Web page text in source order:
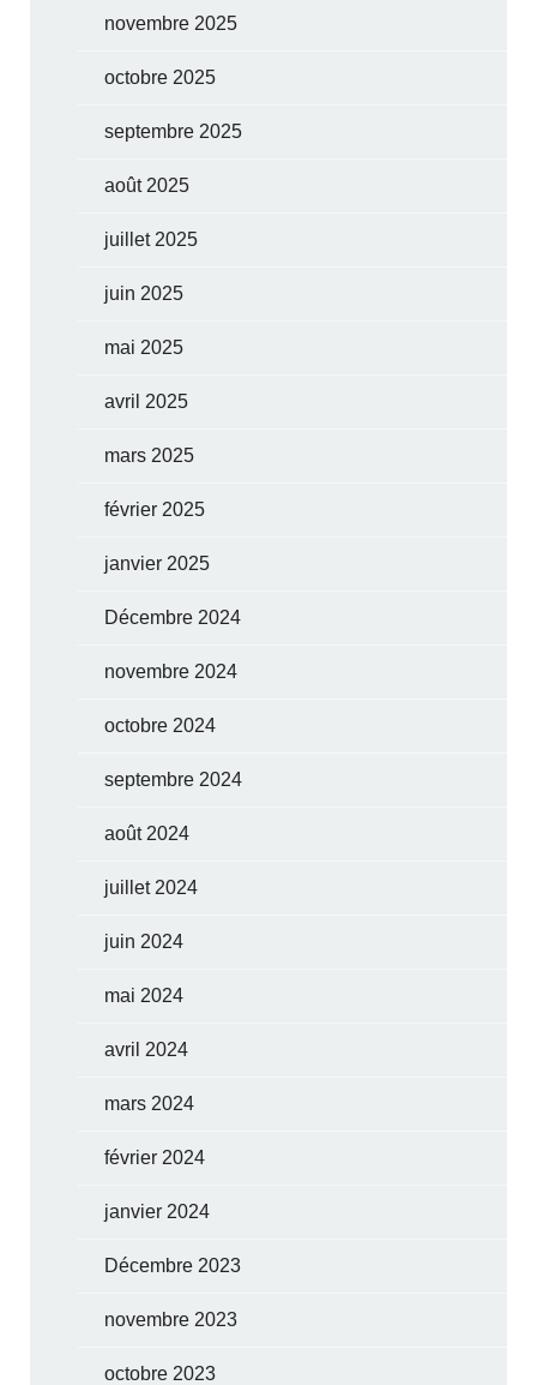
novembre 2025
octobre 2025
septembre 2025
août 2025
juillet 2025
juin 2025
mai 2025
avril 2025
mars 2025
février 2025
janvier 2025
Décembre 2024
novembre 2024
octobre 2024
septembre 2024
août 2024
juillet 2024
juin 2024
mai 2024
avril 2024
mars 2024
février 2024
janvier 2024
Décembre 2023
novembre 2023
octobre 2023